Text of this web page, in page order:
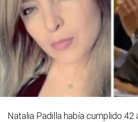
Natalia Padilla había cumplido 42